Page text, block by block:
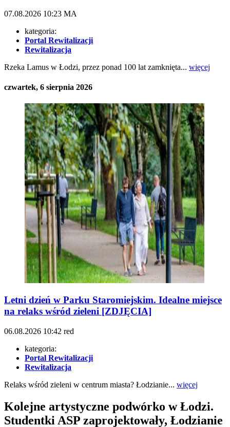
07.08.2026 10:23 MA
kategoria:
Portal Rewitalizacji
Rewitalizacja
Rzeka Lamus w Łodzi, przez ponad 100 lat zamknięta... więcej
czwartek, 6 sierpnia 2026
Letni dzień w Parku Staromiejskim. Idealne miejsce
na relaks wśród zieleni [ZDJĘCIA]
06.08.2026 10:42 red
kategoria:
Portal Rewitalizacji
Rewitalizacja
Relaks wśród zieleni w centrum miasta? Łodzianie... więcej
Kolejne artystyczne podwórko w Łodzi.
Studentki ASP zaprojektowały, Łodzianie